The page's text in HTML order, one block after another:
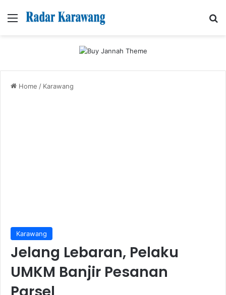
Menu
Home / Karawang
Karawang
Jelang Lebaran, Pelaku
UMKM Banjir Pesanan